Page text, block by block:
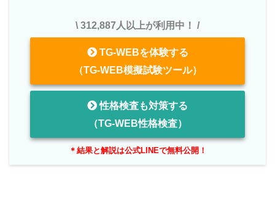
\ 312,887人以上が利用中！ /
TG-WEBを体験する
（TG-WEB模擬試験ツール）
性格検査も対策する
（TG-WEB性格検査）
＊結果と解説は公式LINEで無料公開！